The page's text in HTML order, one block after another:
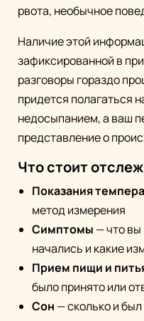
рвота, необычное
Наличие этой
зафиксированной в
разговоры гораздо
придется полагаться
недосыпанием, а ваш
представление о
Что стоит
Показания
метод измерения
Симптомы — что вы
начались и какие
Прием пищи и
было принято или
Сон — сколько и